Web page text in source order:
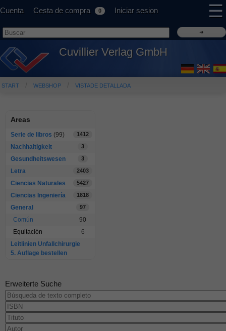
Cuenta Cesta de compra 0 Iniciar sesion ☰
Cuvillier Verlag GmbH
START WEBSHOP VISTADE DETALLADA
Areas
Serie de libros (99) 1412
Nachhaltigkeit 3
Gesundheitswesen 3
Letra 2403
Ciencias Naturales 5427
Ciencias Ingeniería 1818
General 97
Común
90
Equitación
6
Leitlinien Unfallchirurgie
5. Auflage bestellen
Erweiterte Suche